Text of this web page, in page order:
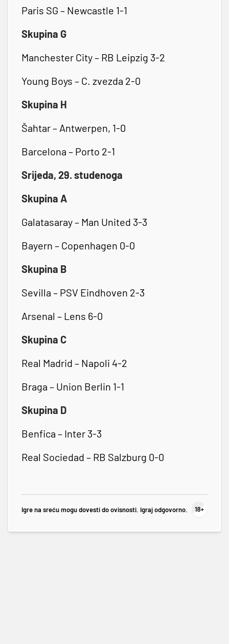
Paris SG – Newcastle 1-1
Skupina G
Manchester City – RB Leipzig 3-2
Young Boys – C. zvezda 2-0
Skupina H
Šahtar – Antwerpen, 1-0
Barcelona – Porto 2-1
Srijeda, 29. studenoga
Skupina A
Galatasaray – Man United 3-3
Bayern – Copenhagen 0-0
Skupina B
Sevilla – PSV Eindhoven 2-3
Arsenal – Lens 6-0
Skupina C
Real Madrid – Napoli 4-2
Braga – Union Berlin 1-1
Skupina D
Benfica – Inter 3-3
Real Sociedad – RB Salzburg 0-0
Igre na sreću mogu dovesti do ovisnosti. Igraj odgovorno.